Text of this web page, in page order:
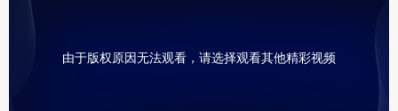
由于版权原因无法观看，请选择观看其他精彩视频